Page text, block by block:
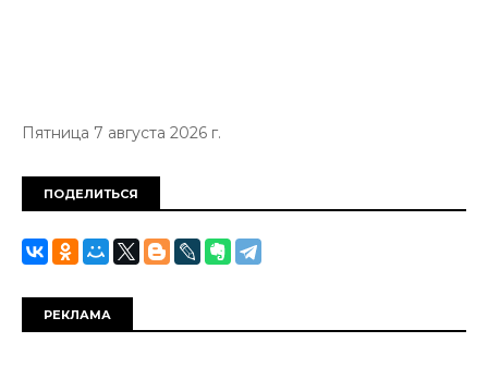
Пятница 7 августа 2026 г.
ПОДЕЛИТЬСЯ
РЕКЛАМА